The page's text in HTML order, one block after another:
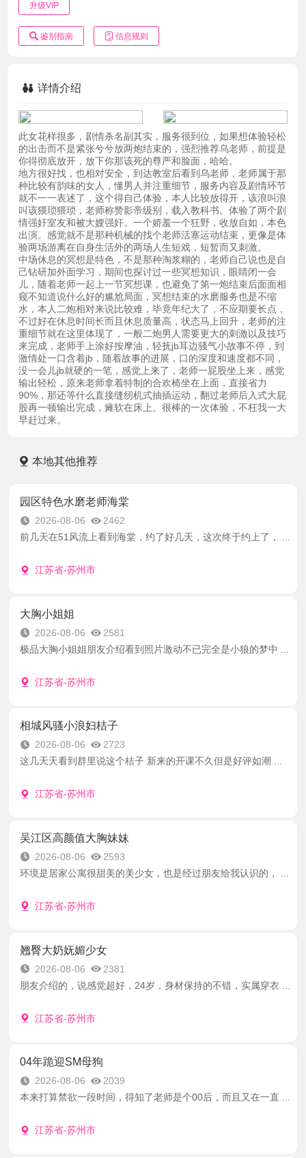
升级VIP
鉴别指南 信息规则
详情介绍
此女花样很多，剧情杀名副其实，服务很到位，如果想体验轻松
的出击而不是紧张兮兮放两炮结束的，强烈推荐乌老师，前提是
你得彻底放开，放下你那该死的尊严和脸面，哈哈。
地方很好找，也相对安全，到达教室后看到乌老师，老师属于那
种比较有韵味的女人，懂男人并注重细节，服务内容及剧情环节
就不一一表述了，这个得自己体验，本人比较放得开，该浪叫浪
叫该猥琐猥琐，老师称赞影帝级别，载入教科书。体验了两个剧
情强奸室友和被大嫂强奸。一个娇羞一个狂野，收放自如，本色
出演。感觉就不是那种机械的找个老师活塞运动结束，更像是体
验两场游离在自身生活外的两场人生短戏，短暂而又刺激。
中场休息的冥想是特色，不是那种淘浆糊的，老师自己说也是自
己钻研加外面学习，期间也探讨过一些冥想知识，眼睛闭一会
儿，随着老师一起上一节冥想课，也避免了第一炮结束后面面相
窥不知道说什么好的尴尬局面，冥想结束的水磨服务也是不缩
水，本人二炮相对来说比较难，毕竟年纪大了，不应期要长点，
不过好在休息时间长而且休息质量高，状态马上回升，老师的注
重细节就在这里体现了，一般二炮男人需要更大的刺激以及技巧
来完成，老师手上涂好按摩油，轻抚jb耳边骚气小故事不停，到
激情处一口含着jb，随着故事的进展，口的深度和速度都不同，
没一会儿jb就硬的一笔，感觉上来了，老师一屁股坐上来，感觉
输出轻松，原来老师拿着特制的合欢椅坐在上面，直接省力
90%，那还等什么直接缝纫机式抽插运动，翻过老师后入式大屁
股再一顿输出完成，瘫软在床上。很棒的一次体验，不枉我一大
早赶过来。
本地其他推荐
园区特色水磨老师海棠
2026-08-06
2462
前几天在51风流上看到海棠，约了好几天，这次终于约上了， ...
江苏省-苏州市
大胸小姐姐
2026-08-06
2581
极品大胸小姐姐朋友介绍看到照片激动不已完全是小狼的梦中 ...
江苏省-苏州市
相城风骚小浪妇桔子
2026-08-06
2723
这几天天看到群里说这个桔子 新来的开课不久但是好评如潮 ...
江苏省-苏州市
吴江区高颜值大胸妹妹
2026-08-06
2593
环境是居家公寓很甜美的美少女，也是经过朋友给我认识的， ...
江苏省-苏州市
翘臀大奶妩媚少女
2026-08-06
2381
朋友介绍的，说感觉超好，24岁，身材保持的不错，实属穿衣 ...
江苏省-苏州市
04年跪迎SM母狗
2026-08-06
2039
本来打算禁欲一段时间，得知了老师是个00后，而且又在一直 ...
江苏省-苏州市